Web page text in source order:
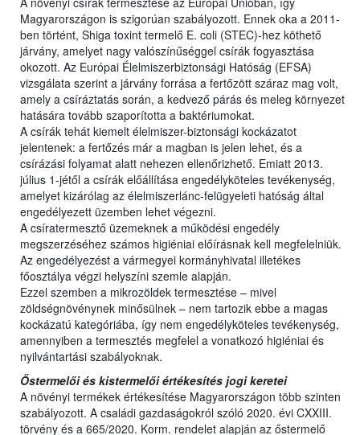
Magyarországon is szigorúan szabályozott. Ennek oka a 2011-
ben történt, Shiga toxint termelő E. coli (STEC)-hez köthető
járvány, amelyet nagy valószínűséggel csírák fogyasztása
okozott. Az Európai Élelmiszerbiztonsági Hatóság (EFSA)
vizsgálata szerint a járvány forrása a fertőzött száraz mag volt,
amely a csíráztatás során, a kedvező párás és meleg környezet
hatására tovább szaporította a baktériumokat.
A csírák tehát kiemelt élelmiszer-biztonsági kockázatot
jelentenek: a fertőzés már a magban is jelen lehet, és a
csírázási folyamat alatt nehezen ellenőrizhető. Emiatt 2013.
július 1-jétől a csírák előállítása engedélyköteles tevékenység,
amelyet kizárólag az élelmiszerlánc-felügyeleti hatóság által
engedélyezett üzemben lehet végezni.
A csíratermesztő üzemeknek a működési engedély
megszerzéséhez számos higiéniai előírásnak kell megfelelniük.
Az engedélyezést a vármegyei kormányhivatal illetékes
főosztálya végzi helyszíni szemle alapján.
Ezzel szemben a mikrozöldek termesztése – mivel
zöldségnövénynek minősülnek – nem tartozik ebbe a magas
kockázatú kategóriába, így nem engedélyköteles tevékenység,
amennyiben a termesztés megfelel a vonatkozó higiéniai és
nyilvántartási szabályoknak.
Őstermelői és kistermelői értékesítés jogi keretei
A növényi termékek értékesítése Magyarországon több szinten
szabályozott. A családi gazdaságokról szóló 2020. évi CXXIII.
törvény és a 665/2020. Korm. rendelet alapján az őstermelő